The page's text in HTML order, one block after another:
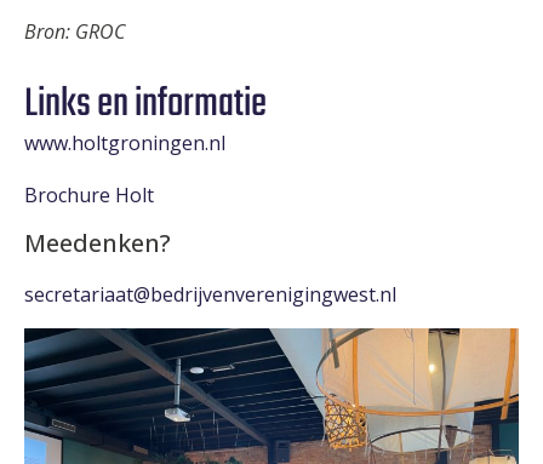
Bron: GROC
Links en informatie
www.holtgroningen.nl
Brochure Holt
Meedenken?
secretariaat@bedrijvenverenigingwest.nl